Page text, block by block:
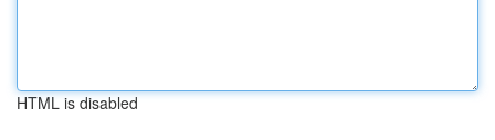
HTML is disabled